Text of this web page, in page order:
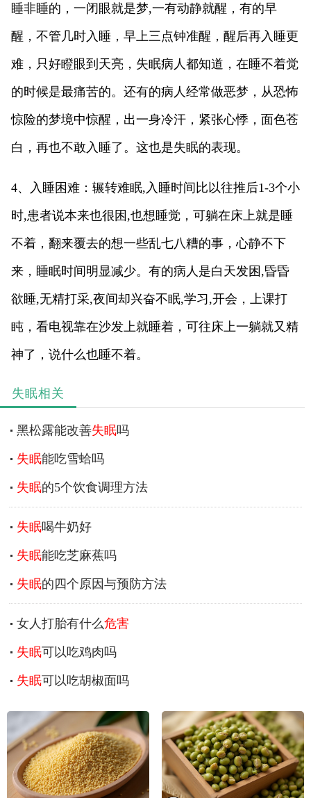
睡非睡的，一闭眼就是梦,一有动静就醒，有的早
醒，不管几时入睡，早上三点钟准醒，醒后再入睡更
难，只好瞪眼到天亮，失眠病人都知道，在睡不着觉
的时候是最痛苦的。还有的病人经常做恶梦，从恐怖
惊险的梦境中惊醒，出一身冷汗，紧张心悸，面色苍
白，再也不敢入睡了。这也是失眠的表现。
4、入睡困难：辗转难眠,入睡时间比以往推后1-3个小
时,患者说本来也很困,也想睡觉，可躺在床上就是睡
不着，翻来覆去的想一些乱七八糟的事，心静不下
来，睡眠时间明显减少。有的病人是白天发困,昏昏
欲睡,无精打采,夜间却兴奋不眠,学习,开会，上课打
盹，看电视靠在沙发上就睡着，可往床上一躺就又精
神了，说什么也睡不着。
失眠相关
黑松露能改善失眠吗
失眠能吃雪蛤吗
失眠的5个饮食调理方法
失眠喝牛奶好
失眠能吃芝麻蕉吗
失眠的四个原因与预防方法
女人打胎有什么危害
失眠可以吃鸡肉吗
失眠可以吃胡椒面吗